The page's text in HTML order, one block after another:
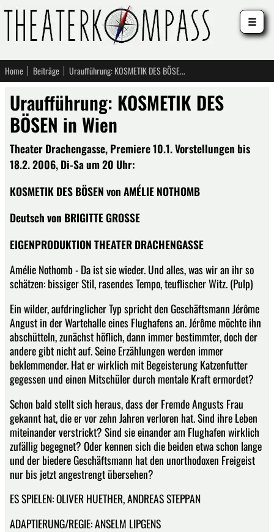
Home Beiträge Uraufführung: KOSMETIK DES BÖSEN in Wien
Uraufführung: KOSMETIK DES
BÖSEN in Wien
Theater Drachengasse, Premiere 10.1. Vorstellungen bis
18.2. 2006, Di-Sa um 20 Uhr:
KOSMETIK DES BÖSEN von AMÉLIE NOTHOMB
Deutsch von BRIGITTE GROSSE
EIGENPRODUKTION THEATER DRACHENGASSE
Amélie Nothomb - Da ist sie wieder. Und alles, was wir an ihr so
schätzen: bissiger Stil, rasendes Tempo, teuflischer Witz. (Pulp)
Ein wilder, aufdringlicher Typ spricht den Geschäftsmann Jérôme
Angust in der Wartehalle eines Flughafens an. Jérôme möchte ihn
abschütteln, zunächst höflich, dann immer bestimmter, doch der
andere gibt nicht auf. Seine Erzählungen werden immer
beklemmender. Hat er wirklich mit Begeisterung Katzenfutter
gegessen und einen Mitschüler durch mentale Kraft ermordet?
Schon bald stellt sich heraus, dass der Fremde Angusts Frau
gekannt hat, die er vor zehn Jahren verloren hat. Sind ihre Leben
miteinander verstrickt? Sind sie einander am Flughafen wirklich
zufällig begegnet? Oder kennen sich die beiden etwa schon lange
und der biedere Geschäftsmann hat den unorthodoxen Freigeist
nur bis jetzt angestrengt übersehen?
ES SPIELEN: OLIVER HUETHER, ANDREAS STEPPAN
ADAPTIERUNG/REGIE: ANSELM LIPGENS
☰